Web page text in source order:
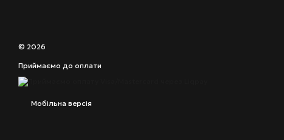
© 2026
Приймаємо до оплати
Мобільна версія